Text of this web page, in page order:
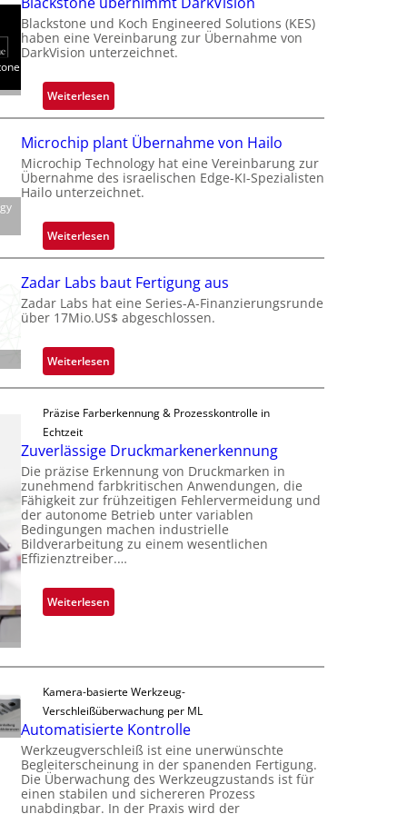
Blackstone und Koch Engineered Solutions (KES)
haben eine Vereinbarung zur Übernahme von
DarkVision unterzeichnet.
Weiterlesen:
B
a
c
k
o
e
ü
b
r
m
t
D
a
r
k
V
s
i
Microchip plant Übernahme von Hailo
Microchip Technology hat eine Vereinbarung zur
Übernahme des israelischen Edge-KI-Spezialisten
Hailo unterzeichnet.
Weiterlesen:
M
c
r
c
h
i
l
n
t
Ü
b
e
n
a
v
o
n
H
a
i
l
Zadar Labs baut Fertigung aus
Zadar Labs hat eine Series-A-Finanzierungsrunde
über 17Mio.US$ abgeschlossen.
Weiterlesen:
Z
d
r
L
a
b
s
b
u
t
r
g
u
n
g
a
Präzise Farberkennung & Prozesskontrolle in
Echtzeit
Zuverlässige Druckmarkenerkennung
Die präzise Erkennung von Druckmarken in
zunehmend farbkritischen Anwendungen, die
Fähigkeit zur frühzeitigen Fehlervermeidung und
der autonome Betrieb unter variablen
Bedingungen machen industrielle
Bildverarbeitung zu einem wesentlichen
Effizienztreiber.…
Weiterlesen:
Z
r
l
ä
s
s
g
Kamera-basierte Werkzeug-
Verschleißüberwachung per ML
Automatisierte Kontrolle
Werkzeugverschleiß ist eine unerwünschte
Begleiterscheinung in der spanenden Fertigung.
Die Überwachung des Werkzeugzustands ist für
einen stabilen und sichereren Prozess
unabdingbar. In der Praxis wird der